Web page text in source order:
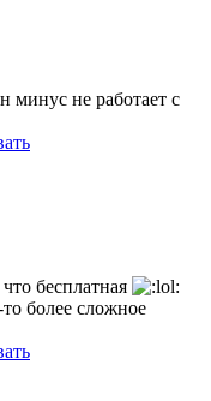
минус не работает с
бесплатная
более сложное